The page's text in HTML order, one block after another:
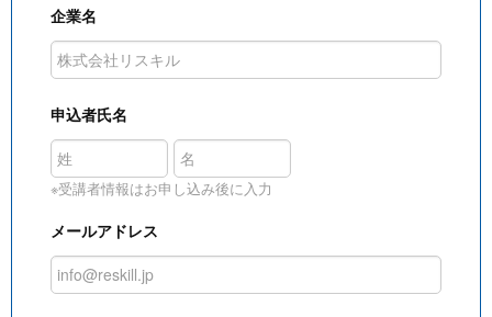
企業名
申込者氏名
※受講者情報はお申し込み後に入力
メールアドレス